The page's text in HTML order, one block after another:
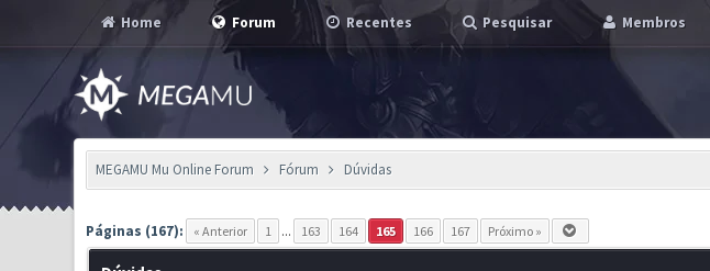
Home Forum Recentes Pesquisar Membros
MEGAMU Mu Online Forum Fórum Dúvidas
Páginas (167): « Anterior 1 ... 163 164 165 166 167 Próximo »